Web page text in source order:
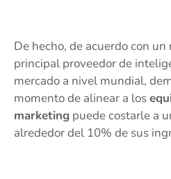
De hecho, de acuerdo con
principal proveedor de
mercado a nivel mundial,
momento de alinear a los
marketing puede costarle a
alrededor del 10% de sus